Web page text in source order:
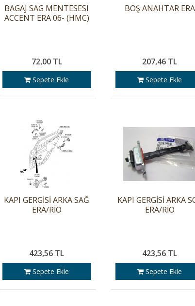
BAGAJ SAG MENTESESI
ACCENT ERA 06- (HMC)
72,00 TL
Sepete Ekle
BOŞ ANAHTAR ERA
207,46 TL
Sepete Ekle
KAPI GERGİSİ ARKA SAĞ
ERA/RİO
423,56 TL
Sepete Ekle
KAPI GERGİSİ ARKA
ERA/RİO
423,56 TL
Sepete Ekle